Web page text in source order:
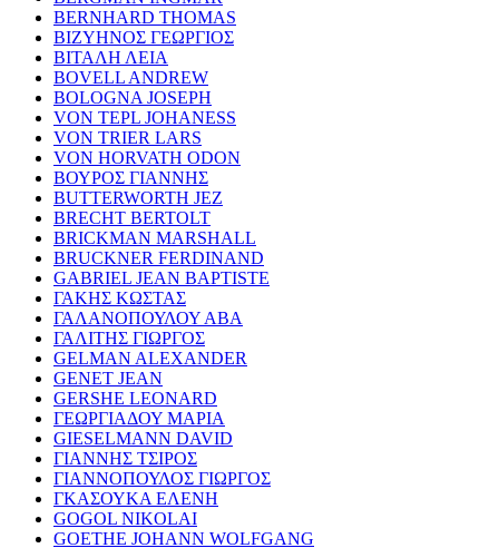
BERNHARD THOMAS
ΒΙΖΥΗΝΟΣ ΓΕΩΡΓΙΟΣ
ΒΙΤΑΛΗ ΛΕΙΑ
BOVELL ANDREW
BOLOGNA JOSEPH
VON TEPL JOHANESS
VON TRIER LARS
VON HORVATH ODON
ΒΟΥΡΟΣ ΓΙΑΝΝΗΣ
BUTTERWORTH JEZ
BRECHT BERTOLT
BRICKMAN MARSHALL
BRUCKNER FERDINAND
GABRIEL JEAN BAPTISTE
ΓΑΚΗΣ ΚΩΣΤΑΣ
ΓΑΛΑΝΟΠΟΥΛΟΥ ΑΒΑ
ΓΑΛΙΤΗΣ ΓΙΩΡΓΟΣ
GELMAN ALEXANDER
GENET JEAN
GERSHE LEONARD
ΓΕΩΡΓΙΑΔΟΥ ΜΑΡΙΑ
GIESELMANN DAVID
ΓΙΑΝΝΗΣ ΤΣΙΡΟΣ
ΓΙΑΝΝΟΠΟΥΛΟΣ ΓΙΩΡΓΟΣ
ΓΚΑΣΟΥΚΑ ΕΛΕΝΗ
GOGOL NIKOLAI
GOETHE JOHANN WOLFGANG